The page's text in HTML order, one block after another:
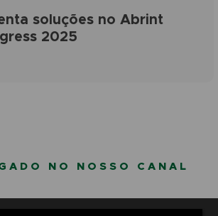
soluções no Abrint
2025
NO NOSSO CANAL